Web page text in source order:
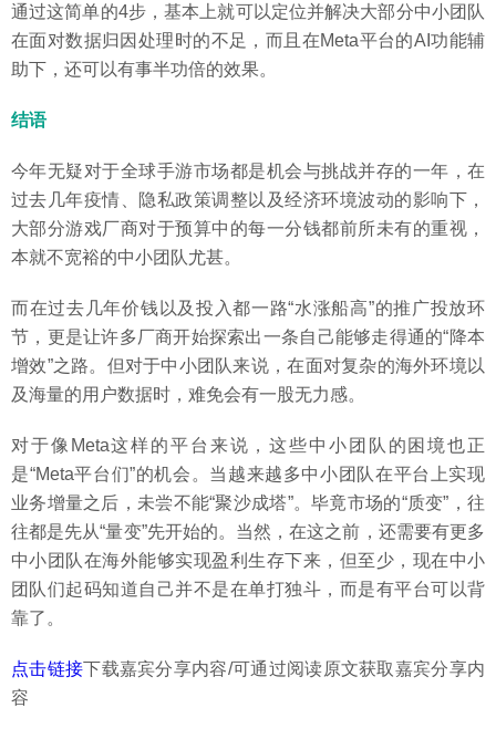
通过这简单的4步，基本上就可以定位并解决大部分中小团队
在面对数据归因处理时的不足，而且在Meta平台的AI功能辅
助下，还可以有事半功倍的效果。
结语
今年无疑对于全球手游市场都是机会与挑战并存的一年，在
过去几年疫情、隐私政策调整以及经济环境波动的影响下，
大部分游戏厂商对于预算中的每一分钱都前所未有的重视，
本就不宽裕的中小团队尤甚。
而在过去几年价钱以及投入都一路“水涨船高”的推广投放环
节，更是让许多厂商开始探索出一条自己能够走得通的“降本
增效”之路。但对于中小团队来说，在面对复杂的海外环境以
及海量的用户数据时，难免会有一股无力感。
对于像Meta这样的平台来说，这些中小团队的困境也正
是“Meta平台们”的机会。当越来越多中小团队在平台上实现
业务增量之后，未尝不能“聚沙成塔”。毕竟市场的“质变”，往
往都是先从“量变”先开始的。当然，在这之前，还需要有更多
中小团队在海外能够实现盈利生存下来，但至少，现在中小
团队们起码知道自己并不是在单打独斗，而是有平台可以背
靠了。
点击链接下载嘉宾分享内容/可通过阅读原文获取嘉宾分享内
容